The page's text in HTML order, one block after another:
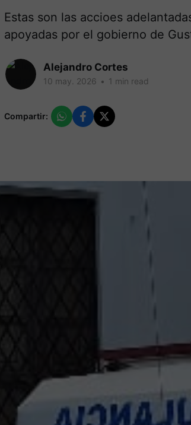
Estas son las accioes
apoyadas por el gobierno de
Alejandro Cortes
10 may. 2026 • 1 min read
Compartir: